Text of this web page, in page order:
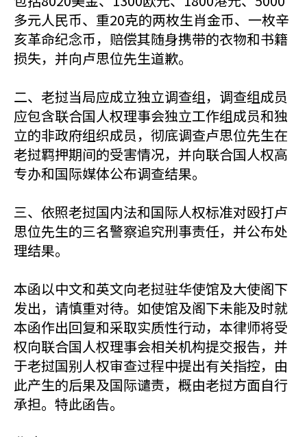
多元人民币、重20克的两枚生肖金币、一枚辛
亥革命纪念币，赔偿其随身携带的衣物和书籍
损失，并向卢思位先生道歉。
二、老挝当局应成立独立调查组，调查组成员
应包含联合国人权理事会独立工作组成员和独
立的非政府组织成员，彻底调查卢思位先生在
老挝羁押期间的受害情况，并向联合国人权高
专办和国际媒体公布调查结果。
三、依照老挝国内法和国际人权标准对殴打卢
思位先生的三名警察追究刑事责任，并公布处
理结果。
本函以中文和英文向老挝驻华使馆及大使阁下
发出，请慎重对待。如使馆及阁下未能及时就
本函作出回复和采取实质性行动，本律师将受
权向联合国人权理事会相关机构提交报告，并
于老挝国别人权审查过程中提出有关指控，由
此产生的后果及国际谴责，概由老挝方面自行
承担。特此函告。